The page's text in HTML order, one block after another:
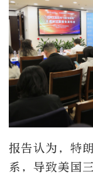
报告认为，特
系，导致美国